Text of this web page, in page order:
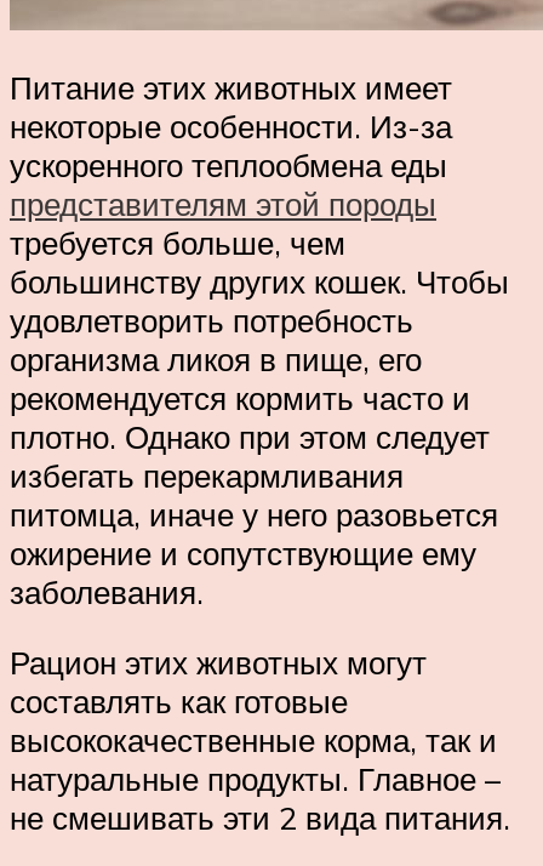
Питание этих животных имеет
некоторые особенности. Из-за
ускоренного теплообмена еды
представителям этой породы
требуется больше, чем
большинству других кошек. Чтобы
удовлетворить потребность
организма ликоя в пище, его
рекомендуется кормить часто и
плотно. Однако при этом следует
избегать перекармливания
питомца, иначе у него разовьется
ожирение и сопутствующие ему
заболевания.
Рацион этих животных могут
составлять как готовые
высококачественные корма, так и
натуральные продукты. Главное –
не смешивать эти 2 вида питания.